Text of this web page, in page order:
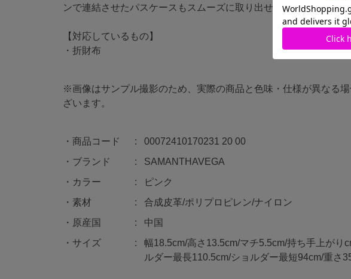
ンで連結させたパスケースもスムーズに取り出せます。
【対応しているもの】
・折財布
※画像はサンプル撮影のため、実際の商品と色味・仕様が異なる
ざいます。
商品コード
00072410170231 20 00
ブランド
SAMANTHAVEGA
カラー
ピンク
素材
合成皮革/ポリプロピレン/ナイロン
原産国
中国
サイズ
幅18.5cm/高さ13.5cm/マチ5.5cm/持ち手上がり
ルダー最長110.5cm/ショルダー最短94cm/重さ